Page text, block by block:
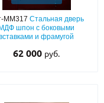
ММ317Стальная дверь
МДФ шпон с боковыми
и фрамугой
62 000 руб.